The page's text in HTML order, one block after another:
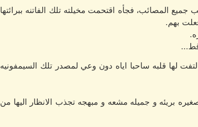
المصائب، فجأه اقتحمت مخيلته تلك الفاتنه ببرائتها
بهم.
قط...
لها قلبه ساحبا اياه دون وعي لمصدر تلك السيمفونيه
بريئه و جميله مشعه و مبهجه تجذب الانظار اليها من